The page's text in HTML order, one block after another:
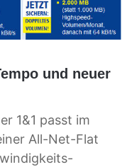
und neuer
1&1 passt im
All-Net-Flat